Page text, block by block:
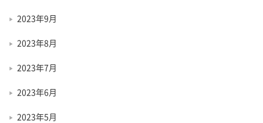
2023年9月
2023年8月
2023年7月
2023年6月
2023年5月